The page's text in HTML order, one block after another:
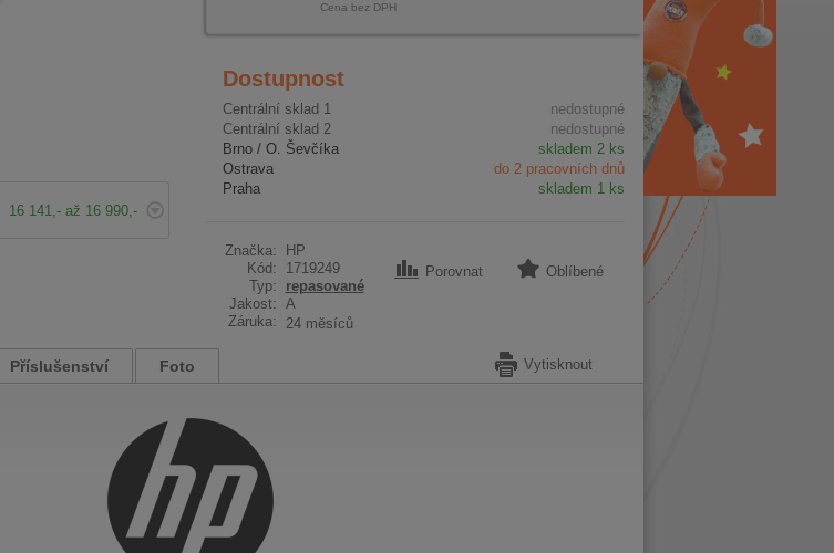
Cena bez DPH
Dostupnost
Centrální sklad 1
nedostupné
Centrální sklad 2
nedostupné
Brno / O. Ševčíka
skladem 2 ks
Ostrava
do 2 pracovních dnů
Praha
skladem 1 ks
Značka:
HP
Kód:
1719249
Typ:
repasované
Jakost: A
Záruka:
24 měsíců
Porovnat Oblíbené
16 141,- až 16 990,-
Příslušenství Foto Vytisknout